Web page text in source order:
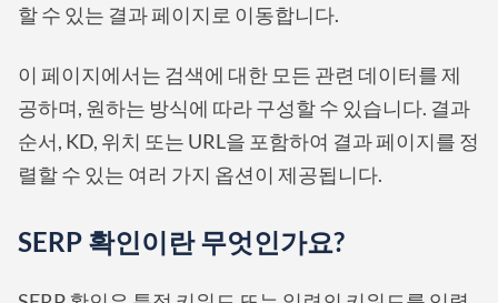
할 수 있는 결과 페이지로 이동합니다.
이 페이지에서는 검색에 대한 모든 관련 데이터를 제
공하며, 원하는 방식에 따라 구성할 수 있습니다. 결과
순서, KD, 위치 또는 URL을 포함하여 결과 페이지를 정
렬할 수 있는 여러 가지 옵션이 제공됩니다.
SERP 확인이란 무엇인가요?